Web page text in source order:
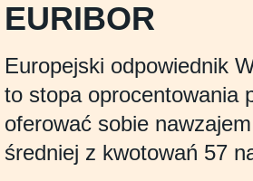
EURIBOR
Europejski odpowiednik
to stopa oprocentowania
oferować sobie
średniej z kwotowań 57